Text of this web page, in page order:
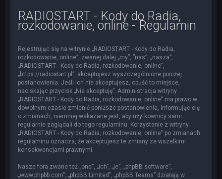
RADIOSTART - Kody do Radia,
rozkodowanie, online - Regulamin
Rejestrując się na witrynie „RADIOSTART - Kody do Radia,
rozkodowanie, online”, zwanej dalej „my”, ”nas”, „nasza”,
„RADIOSTART - Kody do Radia, rozkodowanie, online”,
„https://radiostart.pl”, akceptujesz wyszczególnione poniżej
postanowienia. Jeśli ich nie akceptujesz, opuść to miejsce,
naciskając przycisk „Nie akceptuję”. Administracja witryny
„RADIOSTART - Kody do Radia, rozkodowanie, online” ma prawo w
dowolnym czasie zmienić poniższe postanowienia, informując cię
o zmianach, niemniej wskazane jest, aby użytkownicy sami
regularnie zaglądali do tego regulaminu. Korzystanie z witryny
„RADIOSTART - Kody do Radia, rozkodowanie, online” po zmianach
regulaminu oznacza, że akceptujesz te zmiany ze wszelkimi
konsekwencjami prawnymi.
Nasze fora zwane też „one”, „ich”, „je”, „phpBB software”,
„www.phpbb.com”, „phpBB Limited”, „phpBB Teams” działają w